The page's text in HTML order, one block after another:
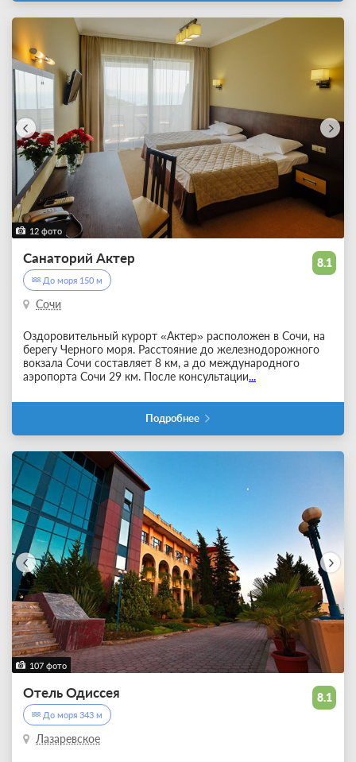
12 фото
8.1
Санаторий Актер
До моря 150 м
Сочи
Оздоровительный курорт «Актер» расположен в Сочи, на
берегу Черного моря. Расстояние до железнодорожного
вокзала Сочи составляет 8 км, а до международного
аэропорта Сочи 29 км. После консультации...
Подробнее
107 фото
8.1
Отель Одиссея
До моря 343 м
Лазаревское